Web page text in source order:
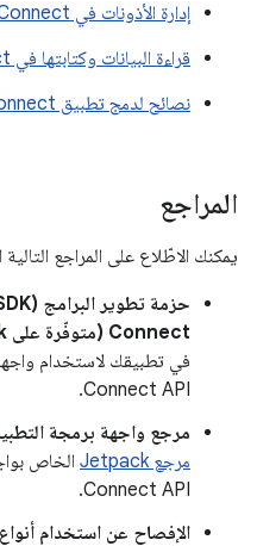
إدارة الأذونات في Health Connect
قراءة البيانات وكتابتها في Health Connect
نصائح لدمج تطبيق Health Connect بشكل فعّال
المراجع
يمكنك الاطّلاع على المراجع
Connect (متوفّرة على Jetpack):
Connect API.
مرجع واجهة برمجة
مرجع Jetpack
Connect API.
الإفصاح عن استخدام أنواع